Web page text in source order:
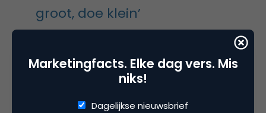
groot, doe klein’
Als er een inspirerend groot doel staat is het de
kunst om dit te vertalen naar kleine stappen.
en het ondernemen van actie gelukkig worden.
Marketingfacts. Elke dag vers. Mis
niks!
Dagelijkse nieuwsbrief